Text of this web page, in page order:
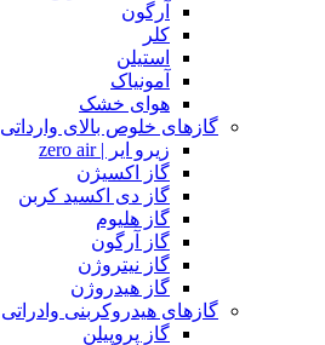
آرگون
کلر
استیلن
آمونیاک
هوای خشک
گازهای خلوص بالای وارداتی
زیرو ایر | zero air
گاز اکسیژن
گاز دی اکسید کربن
گاز هلیوم
گاز آرگون
گاز نیتروژن
گاز هیدروژن
گازهای هیدروکربنی وادراتی
گاز پروپیلن